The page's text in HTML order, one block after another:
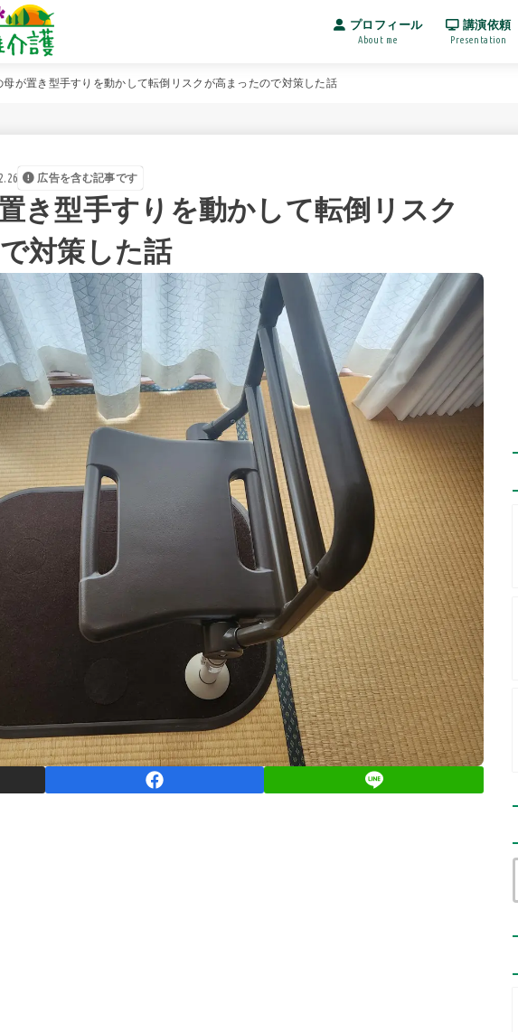
プロフィール
About me
講演依頼
Presentation
母が置き型手すりを動かして転倒リスクが高まったので対策した話
広告を含む記事です
き型手すりを動かして転倒リスク
対策した話